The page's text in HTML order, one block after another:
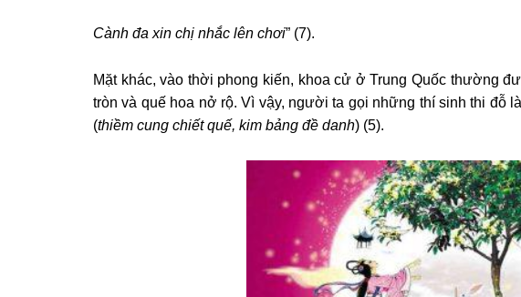
Cành đa xin chị nhắc lên chơi” (7).
Mặt khác, vào thời phong kiến, khoa cử ở Trung Quốc thường
tròn và quế hoa nở rộ. Vì vậy, người ta gọi những thí sinh thi đỗ
(thiềm cung chiết quế, kim bảng đề danh) (5).